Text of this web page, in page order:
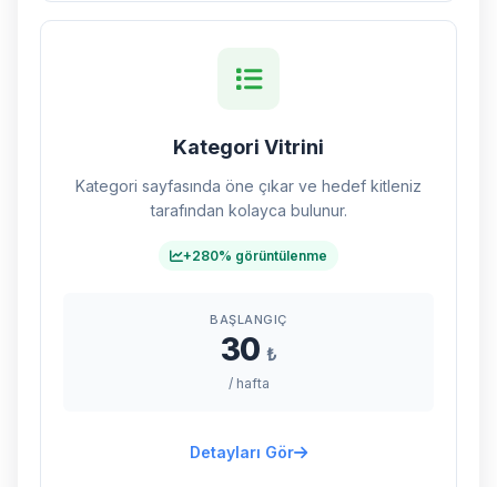
Kategori Vitrini
Kategori sayfasında öne çıkar ve hedef kitleniz
tarafından kolayca bulunur.
+280% görüntülenme
BAŞLANGIÇ
30 ₺
/ hafta
Detayları Gör